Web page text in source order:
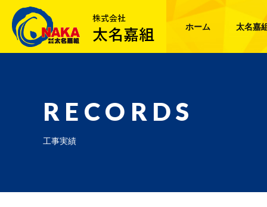
ホーム 太名嘉
RECORDS
工事実績